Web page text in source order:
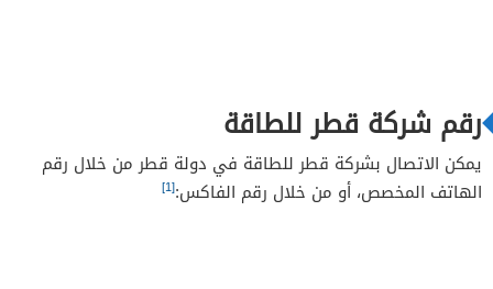
رقم شركة قطر للطاقة
يمكن الاتصال بشركة قطر للطاقة في دولة قطر من خلال رقم
الهاتف المخصص، أو من خلال رقم الفاكس:[1]